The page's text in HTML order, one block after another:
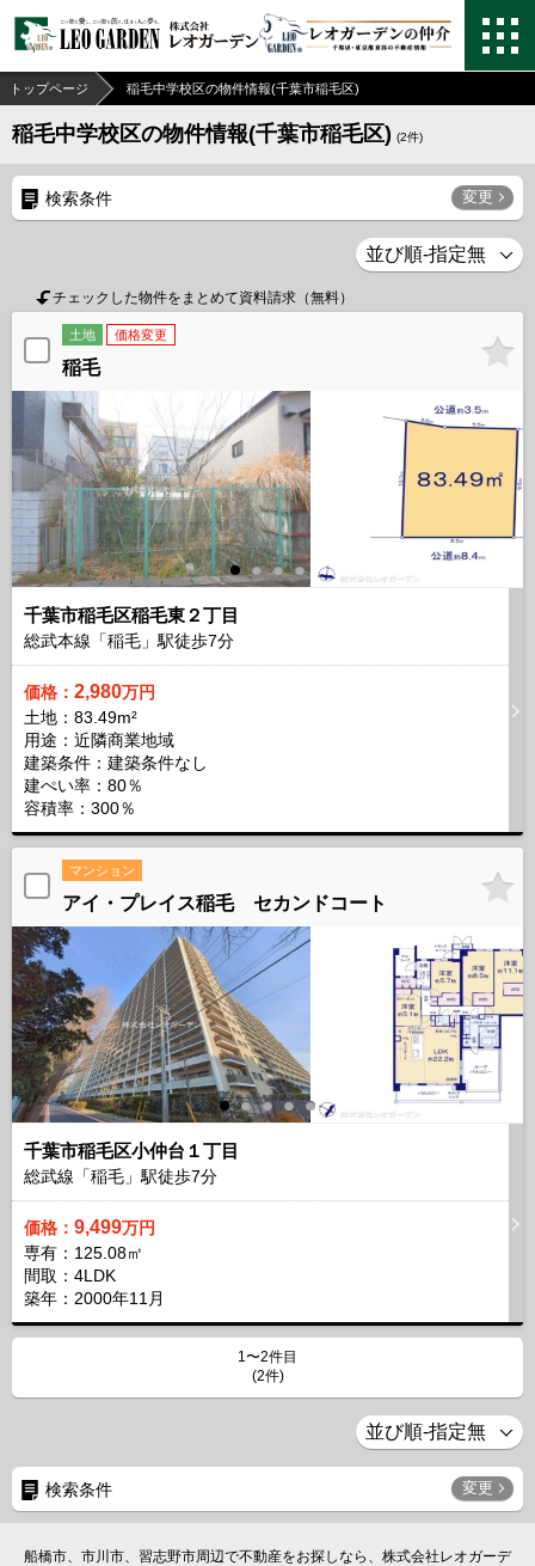
トップページ 稲毛中学校区の物件情報(千葉市稲毛区)
稲毛中学校区の物件情報(千葉市稲毛区) (2件)
検索条件 変更
チェックした物件をまとめて資料請求（無料）
土地 価格変更
稲毛
千葉市稲毛区稲毛東２丁目
総武本線「稲毛」駅徒歩7分
価格： 2,980万円
土地：83.49m²
用途：近隣商業地域
建築条件： 建築条件なし
建ぺい率：80％
容積率：300％
マンション
アイ・プレイス稲毛 セカンドコート
千葉市稲毛区小仲台１丁目
総武線「稲毛」駅徒歩7分
価格： 9,499万円
専有：125.08㎡
間取：4LDK
築年：2000年11月
1〜2件目
(2件)
検索条件 変更
船橋市、市川市、習志野市周辺で不動産をお探しなら、株式会社レオガーデ